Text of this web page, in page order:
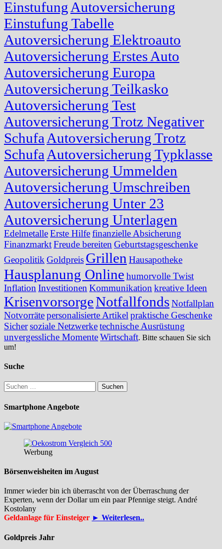
Einstufung Autoversicherung
Einstufung Tabelle
Autoversicherung Elektroauto
Autoversicherung Erstes Auto
Autoversicherung Europa
Autoversicherung Teilkasko
Autoversicherung Test
Autoversicherung Trotz Negativer
Schufa Autoversicherung Trotz
Schufa Autoversicherung Typklasse
Autoversicherung Ummelden
Autoversicherung Umschreiben
Autoversicherung Unter 23
Autoversicherung Unterlagen
EdelmetalleErste Hilfefinanzielle Absicherung
FinanzmarktFreude bereiten Geburtstagsgeschenke
Geopolitik Goldpreis Grillen Hausapotheke
Hausplanung Online humorvolle Twist
Inflation Investitionen Kommunikation kreative Ideen
KrisenvorsorgeNotfallfondsNotfallplan
Notvorrätepersonalisierte Artikel praktische Geschenke
Sichersoziale Netzwerketechnische Ausrüstung
unvergessliche MomenteWirtschaft. Bitte schauen Sie sich
um!
Suche
Suchen
nach:
Smartphone Angebote
Werbung
Börsenweisheiten im August
Immer wieder bin ich überrascht von der Überraschung der
Experten, wenn der Dollar um ein paar Pfennige steigt. André
Kostolany
Geldanlage für Einsteiger ► Weiterlesen..
Goldpreis Jahr